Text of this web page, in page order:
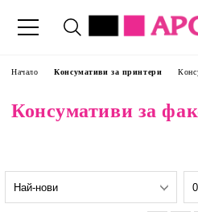
Начало Консумативи за принтери
Консумативи за